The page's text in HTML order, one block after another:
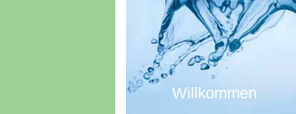
Willkommen